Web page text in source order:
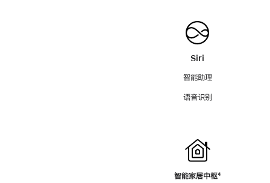
Siri
智能助理
语音识别
智能家居中枢脚
⁴